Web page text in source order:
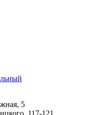
5
117-121